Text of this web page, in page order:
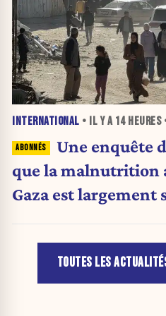
INTERNATIONAL • IL Y A 14 HEURES
Une enquête
que la malnutrition
Gaza est largement
TOUTES LES